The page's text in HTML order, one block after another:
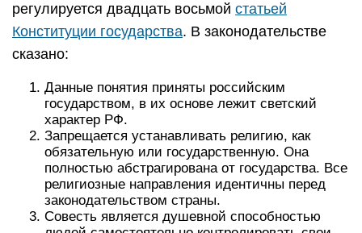
регулируется двадцать восьмой статьей
Конституции государства. В законодательстве
сказано:
Данные понятия приняты российским
государством, в их основе лежит светский
характер РФ.
Запрещается устанавливать религию, как
обязательную или государственную. Она
полностью абстрагирована от государства. Все
религиозные направления идентичны перед
законодательством страны.
Совесть является душевной способностью